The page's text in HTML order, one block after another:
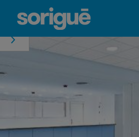
Jump to navigation
Menú